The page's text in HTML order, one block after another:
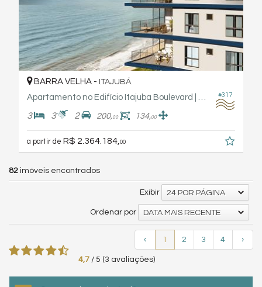
#317
BARRA VELHA - ITAJUBÁ
Apartamento no Edifício Itajuba Boulevard | Fabro Haas Engenharia
3 3 2 200,00 134,00
a partir de R$ 2.364.184, 00
82 imóveis encontrados
Exibir 24 POR PÁGINA
Ordenar por DATA MAIS RECENTE
‹ 1 2 3 4 ›
4,7 / 5 (3 avaliações)